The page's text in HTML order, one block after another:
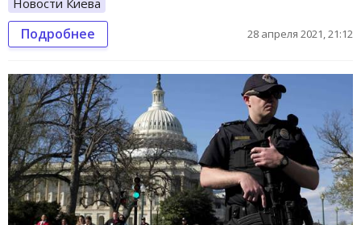
Подробнее 28 апреля 2021, 21:12